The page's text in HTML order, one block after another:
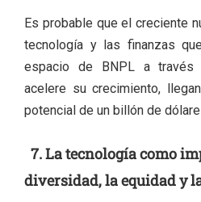
Es probable que el creciente
tecnología y las finanzas
espacio de BNPL a través
acelere su crecimiento,
potencial de un billón de
7. La tecnología como
diversidad, la equidad y